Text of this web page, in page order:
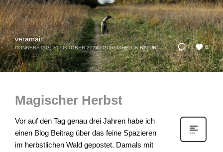
0 6
veramair
DONNERSTAG, 31 OKTOBER 2024 / PUBLISHED IN NATUR
Magischer Herbst
Vor auf den Tag genau drei Jahren habe ich
einen Blog Beitrag über das feine Spazieren
im herbstlichen Wald gepostet. Damals mit